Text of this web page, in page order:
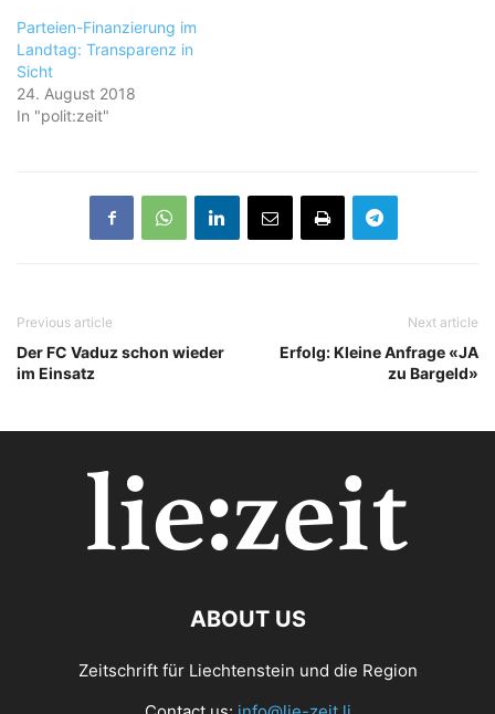
Parteien-Finanzierung im
Landtag: Transparenz in
Sicht
24. August 2018
In "polit:zeit"
Previous article
Der FC Vaduz schon wieder
im Einsatz
Next article
Erfolg: Kleine Anfrage «JA
zu Bargeld»
ABOUT US
Zeitschrift für Liechtenstein und die Region